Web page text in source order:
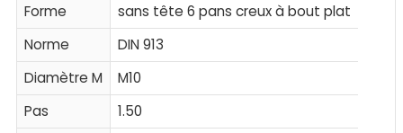
Forme
sans tête 6 pans creux à bout plat
Norme
DIN 913
Diamètre M
M10
Pas
1.50